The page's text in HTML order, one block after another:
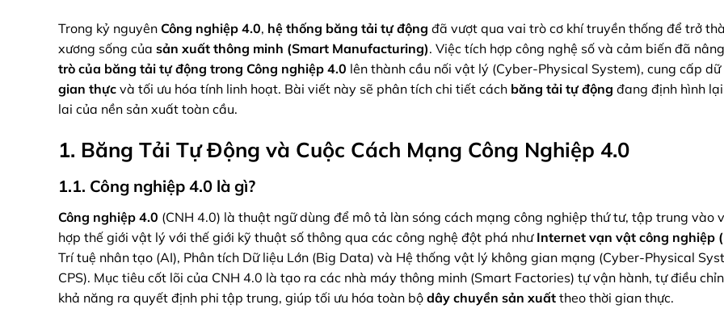
Trong kỷ nguyên Công nghiệp 4.0, hệ thống băng tải tự động đã vượt qua vai trò cơ khí truyền thống để trở
xương sống của sản xuất thông minh (Smart Manufacturing). Việc tích hợp công nghệ số và cảm biến đã
trò của băng tải tự động trong Công nghiệp 4.0 lên thành cầu nối vật lý (Cyber-Physical System), cung cấp
gian thực và tối ưu hóa tính linh hoạt. Bài viết này sẽ phân tích chi tiết cách băng tải tự động đang định hình
lai của nền sản xuất toàn cầu.
1. Băng Tải Tự Động và Cuộc Cách Mạng Công Nghiệp 4.0
1.1. Công nghiệp 4.0 là gì?
Công nghiệp 4.0 (CNH 4.0) là thuật ngữ dùng để mô tả làn sóng cách mạng công nghiệp thứ tư, tập trung vào
hợp thế giới vật lý với thế giới kỹ thuật số thông qua các công nghệ đột phá như Internet vạn vật công nghiệp
Trí tuệ nhân tạo (AI), Phân tích Dữ liệu Lớn (Big Data) và Hệ thống vật lý không gian mạng (Cyber-Physical
CPS). Mục tiêu cốt lõi của CNH 4.0 là tạo ra các nhà máy thông minh (Smart Factories) tự vận hành, tự điều
khả năng ra quyết định phi tập trung, giúp tối ưu hóa toàn bộ dây chuyền sản xuất theo thời gian thực.